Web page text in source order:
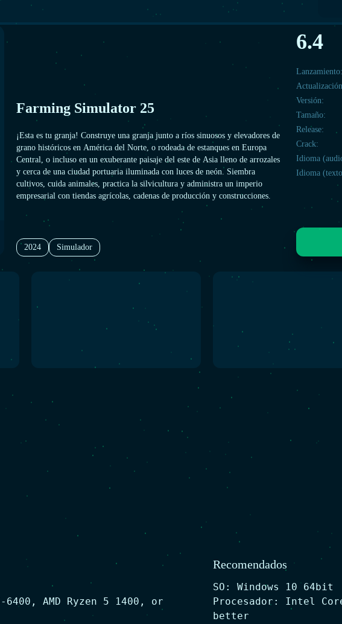
Farming Simulator 25
¡Esta es tu granja! Construye una granja junto a ríos sinuosos y elevadores de
grano históricos en América del Norte, o rodeada de estanques en Europa
Central, o incluso en un exuberante paisaje del este de Asia lleno de arrozales
y cerca de una ciudad portuaria iluminada con luces de neón. Siembra
cultivos, cuida animales, practica la silvicultura y administra un imperio
empresarial con tiendas agrícolas, cadenas de producción y construcciones.
2024 Simulador
6.4
Lanzamiento:
Versión:
Tamaño:
Release:
Crack:
Idioma
Idioma
AMD Ryzen 5 1400, or
Recomendados
SO: Windows 10 64bit
Procesador: Intel
better